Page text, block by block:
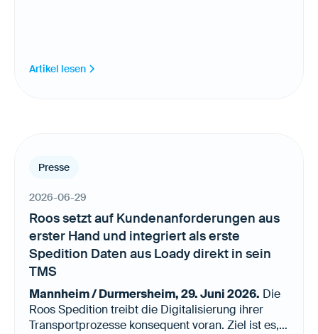
Artikel lesen
Presse
2026-06-29
Roos setzt auf Kundenanforderungen aus
erster Hand und integriert als erste
Spedition Daten aus Loady direkt in sein
TMS
Mannheim / Durmersheim, 29. Juni 2026. Die
Roos Spedition treibt die Digitalisierung ihrer
Transportprozesse konsequent voran. Ziel ist es,